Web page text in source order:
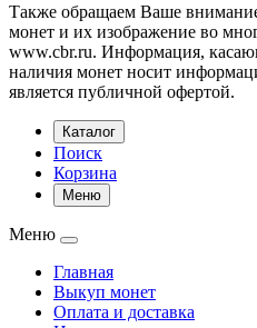
Также обращаем Ваше
монет и их изображение во
www.cbr.ru. Информация,
наличия монет носит
является публичной офертой.
Каталог
Поиск
Корзина
Меню
Меню
Главная
Выкуп монет
Оплата и доставка